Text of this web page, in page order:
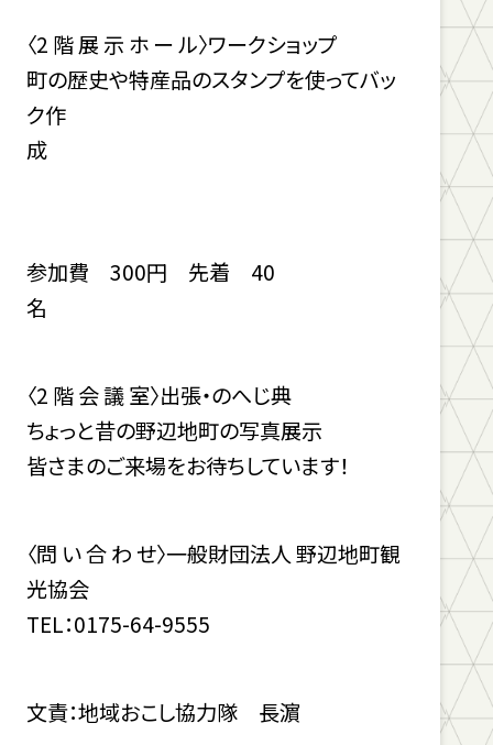
〈2 階 展 示 ホ ー ル〉ワークショップ
町の歴史や特産品のスタンプを使ってバッ
ク作
参加費 300円 先着 40
〈2 階 会 議 室〉出張・のへじ典
ちょっと昔の野辺地町の写真展示
皆さまのご来場をお待ちしています！
〈問 い 合 わ せ〉一般財団法人 野辺地町観
光協会
TEL：0175-64-9555
文責：地域おこし協力隊 長濵